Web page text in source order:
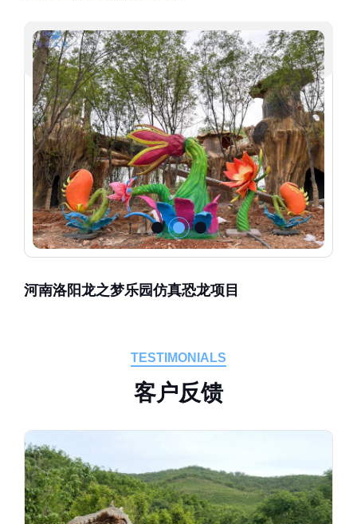
河南洛阳龙之梦乐园仿真恐龙项目
TESTIMONIALS
客户反馈